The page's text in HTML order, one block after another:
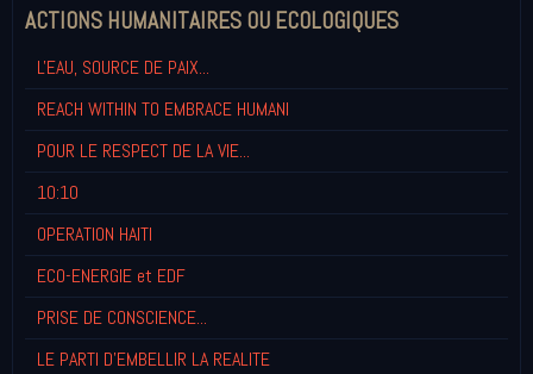
ACTIONS HUMANITAIRES OU ECOLOGIQUES
L'EAU, SOURCE DE PAIX...
REACH WITHIN TO EMBRACE HUMANI
POUR LE RESPECT DE LA VIE...
10:10
OPERATION HAITI
ECO-ENERGIE et EDF
PRISE DE CONSCIENCE...
LE PARTI D'EMBELLIR LA REALITE